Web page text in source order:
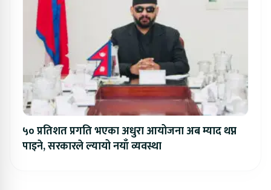
५० प्रतिशत प्रगति भएका अधुरा आयोजना अब म्याद थप्न
पाइने, सरकारले ल्यायो नयाँ व्यवस्था